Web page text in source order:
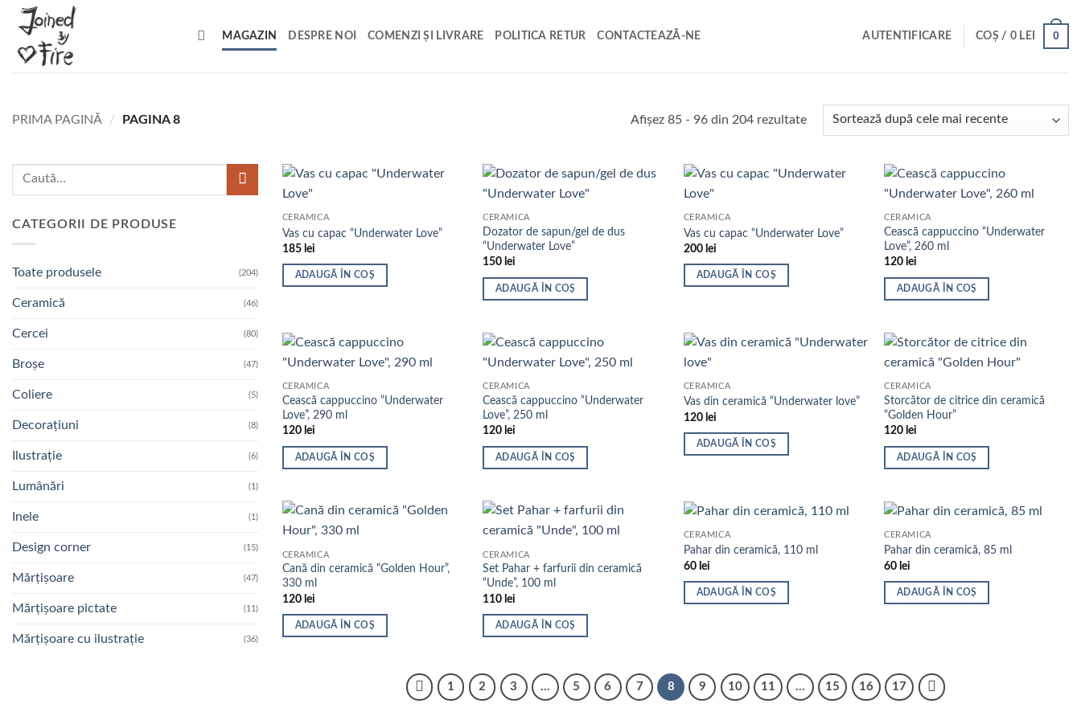
Skip
content
MAGAZIN DESPRE NOI COMENZI ȘI LIVRARE POLITICA RETUR CONTACTEAZĂ-NE AUTENTIFICARE COȘ / 0 LEI 0
PRIMA PAGINĂ / PAGINA 8 Afișez 85 - 96 din 204 rezultateSortat
după
mai
Caută
CATEGORII DE PRODUSE
Toate produsele (204)
Ceramică (46)
Cercei (80)
Broșe (47)
Coliere (5)
Decorațiuni (8)
Ilustrație (6)
Lumânări (1)
Inele (1)
Design corner (15)
Mărțișoare (47)
Mărțișoare pictate (11)
Mărțișoare cu ilustrație (36)
CERAMICĂ
Vas cu capac “Underwater Love”
185 lei
ADAUGĂ ÎN COȘ
CERAMICĂ
Dozator de sapun/gel de dus
“Underwater Love”
150 lei
ADAUGĂ ÎN COȘ
CERAMICĂ
Vas cu capac “Underwater Love”
200 lei
ADAUGĂ ÎN COȘ
CERAMICĂ
Cească cappuccino “Underwater
Love”, 260 ml
120 lei
ADAUGĂ ÎN COȘ
CERAMICĂ
Cească cappuccino “Underwater
Love”, 290 ml
120 lei
ADAUGĂ ÎN COȘ
CERAMICĂ
Cească cappuccino “Underwater
Love”, 250 ml
120 lei
ADAUGĂ ÎN COȘ
CERAMICĂ
Vas din ceramică “Underwater love”
120 lei
ADAUGĂ ÎN COȘ
CERAMICĂ
Storcător de citrice din ceramică
“Golden Hour”
120 lei
ADAUGĂ ÎN COȘ
CERAMICĂ
Cană din ceramică “Golden Hour”,
330 ml
120 lei
ADAUGĂ ÎN COȘ
CERAMICĂ
Set Pahar + farfurii din ceramică
“Unde”, 100 ml
110 lei
ADAUGĂ ÎN COȘ
CERAMICĂ
Pahar din ceramică, 110 ml
60 lei
ADAUGĂ ÎN COȘ
CERAMICĂ
Pahar din ceramică, 85 ml
60 lei
ADAUGĂ ÎN COȘ
1 2 3 … 5 6 7 8 9 10 11 … 15 16 17